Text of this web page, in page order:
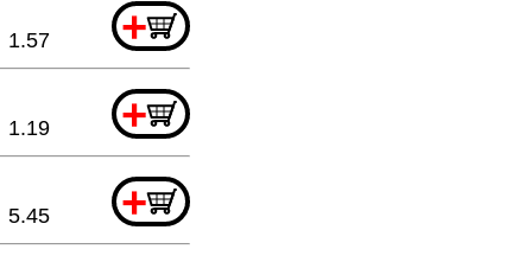
+
1.57
+
1.19
+
5.45